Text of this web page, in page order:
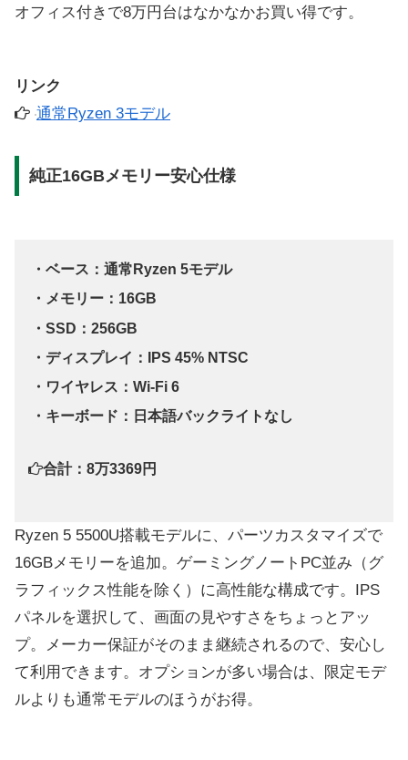
オフィス付きで8万円台はなかなかお買い得です。
リンク
通常Ryzen 3モデル
純正16GBメモリー安心仕様
・ベース：通常Ryzen 5モデル
・メモリー：16GB
・SSD：256GB
・ディスプレイ：IPS 45% NTSC
・ワイヤレス：Wi-Fi 6
・キーボード：日本語バックライトなし
合計：8万3369円
Ryzen 5 5500U搭載モデルに、パーツカスタマイズで
16GBメモリーを追加。ゲーミングノートPC並み（グ
ラフィックス性能を除く）に高性能な構成です。IPS
パネルを選択して、画面の見やすさをちょっとアッ
プ。メーカー保証がそのまま継続されるので、安心し
て利用できます。オプションが多い場合は、限定モデ
ルよりも通常モデルのほうがお得。